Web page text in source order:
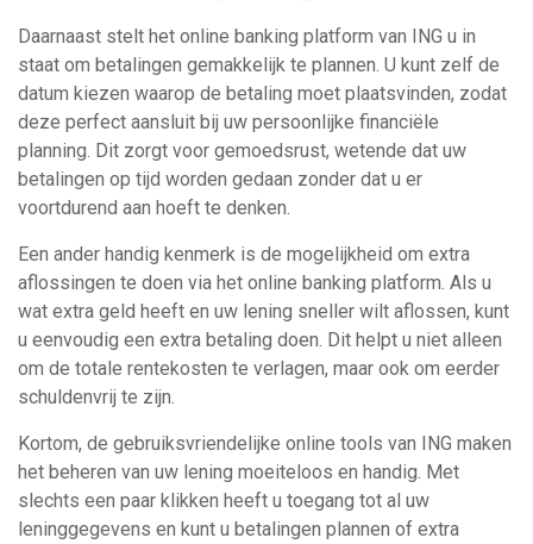
Daarnaast stelt het online banking platform van ING u in
staat om betalingen gemakkelijk te plannen. U kunt zelf de
datum kiezen waarop de betaling moet plaatsvinden, zodat
deze perfect aansluit bij uw persoonlijke financiële
planning. Dit zorgt voor gemoedsrust, wetende dat uw
betalingen op tijd worden gedaan zonder dat u er
voortdurend aan hoeft te denken.
Een ander handig kenmerk is de mogelijkheid om extra
aflossingen te doen via het online banking platform. Als u
wat extra geld heeft en uw lening sneller wilt aflossen, kunt
u eenvoudig een extra betaling doen. Dit helpt u niet alleen
om de totale rentekosten te verlagen, maar ook om eerder
schuldenvrij te zijn.
Kortom, de gebruiksvriendelijke online tools van ING maken
het beheren van uw lening moeiteloos en handig. Met
slechts een paar klikken heeft u toegang tot al uw
leninggegevens en kunt u betalingen plannen of extra